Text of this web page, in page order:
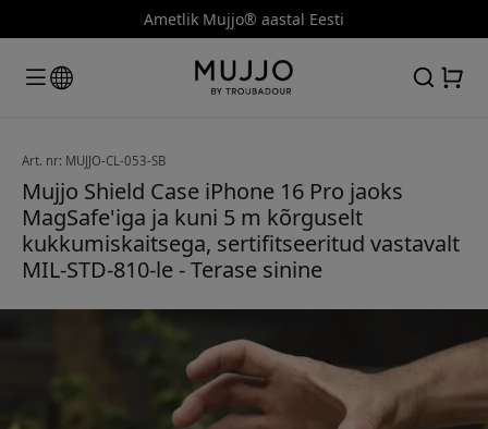
Ametlik Mujjo® aastal Eesti
Art. nr: MUJJO-CL-053-SB
Mujjo Shield Case iPhone 16 Pro jaoks
MagSafe'iga ja kuni 5 m kõrguselt
kukkumiskaitsega, sertifitseeritud vastavalt
MIL-STD-810-le - Terase sinine